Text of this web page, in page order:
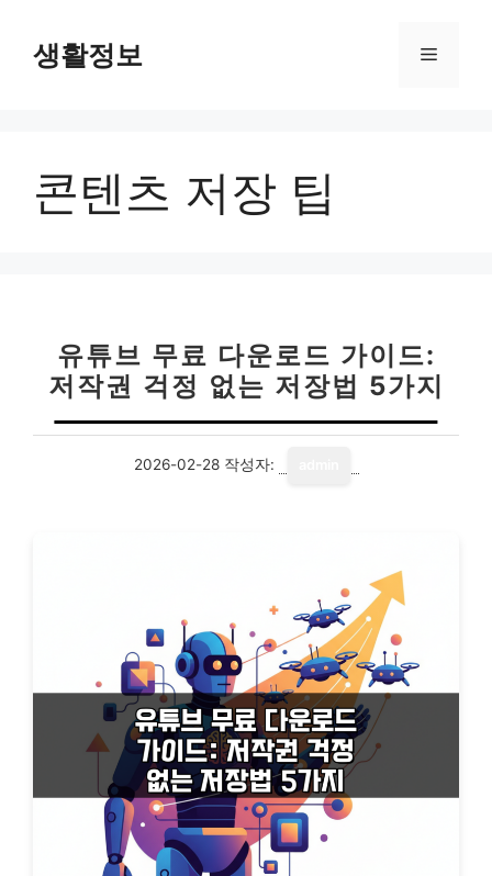
생활정보 메
콘텐츠 저장 팁
유튜브 무료 다운로드 가이드:
저작권 걱정 없는 저장법 5가지
2026-02-28 작성자: